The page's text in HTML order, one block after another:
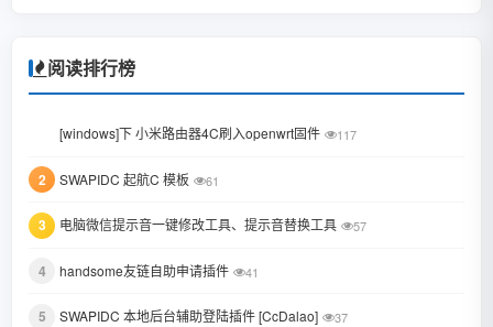
January 2023
June 2022
February 2022
January 2022
October 2021
August 2021
July 2021
阅读排行榜
[windows]下 小米路由器4C刷入openwrt固件 117
2 SWAPIDC 起航C 模板 61
3 电脑微信提示音一键修改工具、提示音替换工具 57
4 handsome友链自助申请插件 41
5 SWAPIDC 本地后台辅助登陆插件 [CcDalao] 37